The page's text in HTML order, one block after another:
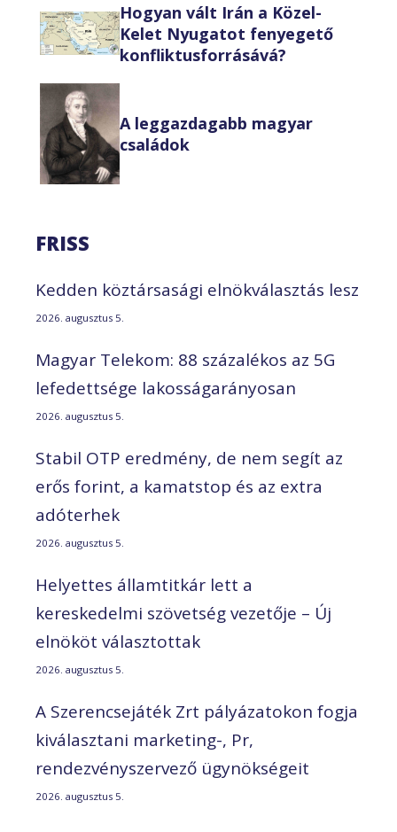
Hogyan vált Irán a Közel-
Kelet Nyugatot fenyegető
konfliktusforrásává?
A leggazdagabb magyar
családok
FRISS
Kedden köztársasági elnökválasztás lesz
2026. augusztus 5.
Magyar Telekom: 88 százalékos az 5G
lefedettsége lakosságarányosan
2026. augusztus 5.
Stabil OTP eredmény, de nem segít az
erős forint, a kamatstop és az extra
adóterhek
2026. augusztus 5.
Helyettes államtitkár lett a
kereskedelmi szövetség vezetője – Új
elnököt választottak
2026. augusztus 5.
A Szerencsejáték Zrt pályázatokon fogja
kiválasztani marketing-, Pr,
rendezvényszervező ügynökségeit
2026. augusztus 5.